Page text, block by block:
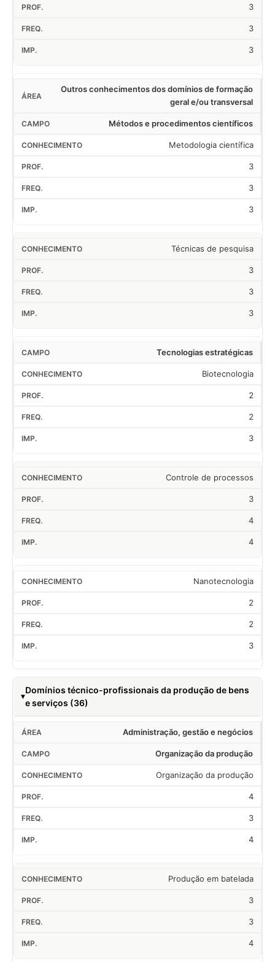
3
3
3
Outros conhecimentos dos domínios de formação
geral e/ou transversal
Métodos e procedimentos científicos
Metodologia científica
3
3
3
Técnicas de pesquisa
3
3
3
Tecnologias estratégicas
Biotecnologia
2
2
3
Controle de processos
3
4
4
Nanotecnologia
2
2
3
Domínios técnico-profissionais da produção de bens
e serviços (36)
Administração, gestão e negócios
Organização da produção
Organização da produção
4
3
4
Produção em batelada
3
3
4